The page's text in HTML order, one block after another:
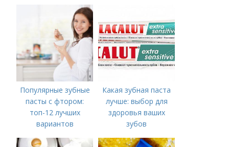
Популярные зубные
пасты с фтором:
топ-12 лучших
вариантов
Какая зубная паста
лучше: выбор для
здоровья ваших
зубов